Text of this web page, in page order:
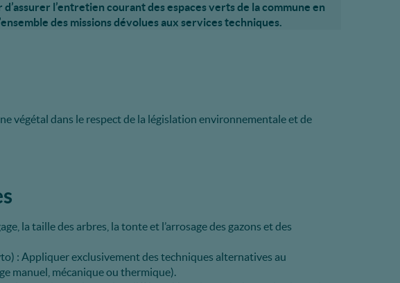
l’entretien courant des espaces verts de la commune en
des missions dévolues aux services techniques.
végétal dans le respect de la législation environnementale et de
la taille des arbres, la tonte et l’arrosage des gazons et des
: Appliquer exclusivement des techniques alternatives au
manuel, mécanique ou thermique).